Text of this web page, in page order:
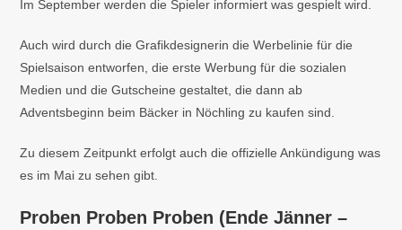
Im September werden die Spieler informiert was gespielt wird.
Auch wird durch die Grafikdesignerin die Werbelinie für die
Spielsaison entworfen, die erste Werbung für die sozialen
Medien und die Gutscheine gestaltet, die dann ab
Adventsbeginn beim Bäcker in Nöchling zu kaufen sind.
Zu diesem Zeitpunkt erfolgt auch die offizielle Ankündigung was
es im Mai zu sehen gibt.
Proben Proben Proben (Ende Jänner –